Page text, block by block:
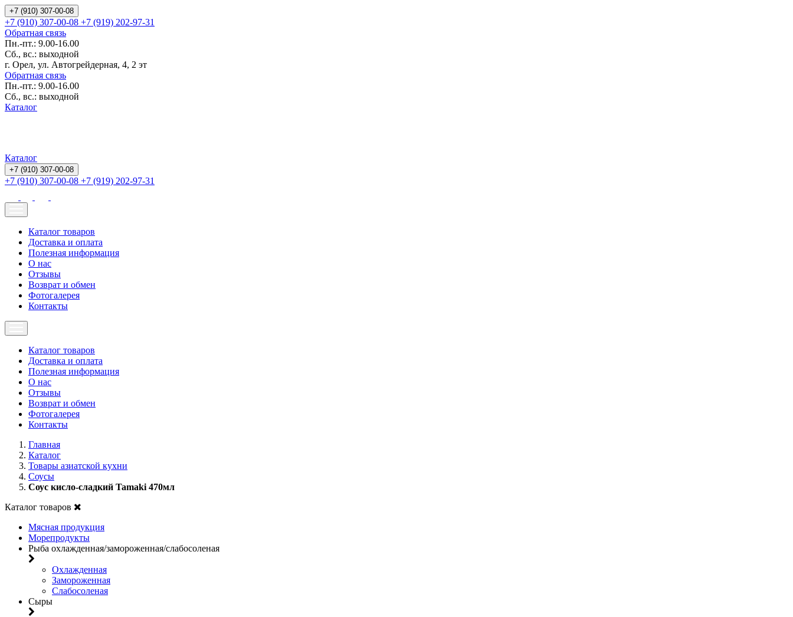
+7 (910) 307-00-08
+7 (910) 307-00-08 +7 (919) 202-97-31
Обратная связь
Пн.-пт.: 9.00-16.00
Сб., вс.: выходной
г. Орел, ул. Автогрейдерная, 4, 2 эт
Обратная связь
Пн.-пт.: 9.00-16.00
Сб., вс.: выходной
Каталог
Каталог
+7 (910) 307-00-08
+7 (910) 307-00-08 +7 (919) 202-97-31
Каталог товаров
Доставка и оплата
Полезная информация
О нас
Отзывы
Возврат и обмен
Фотогалерея
Контакты
Каталог товаров
Доставка и оплата
Полезная информация
О нас
Отзывы
Возврат и обмен
Фотогалерея
Контакты
Главная
Каталог
Товары азиатской кухни
Соусы
Соус кисло-сладкий Tamaki 470мл
Каталог товаров
Мясная продукция
Морепродукты
Рыба охлажденная/замороженная/слабосоленая
Охлажденная
Замороженная
Слабосоленая
Сыры